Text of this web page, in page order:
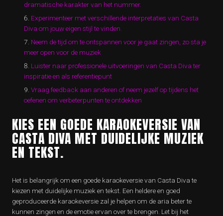
dramatische karakter van het nummer.
Experimenteer met verschillende interpretaties van Casta
Diva om jouw eigen stijl te vinden.
Neem de tijd om te ontspannen voor je gaat zingen, zo sta je
meer open voor de muziek
Luister naar professionele uitvoeringen van Casta Diva ter
inspiratie en als referentiepunt
Vraag feedback aan anderen of neem jezelf op tijdens het
oefenen om verbeterpunten te ontdekken
KIES EEN GOEDE KARAOKEVERSIE VAN
CASTA DIVA MET DUIDELIJKE MUZIEK
EN TEKST.
Het is belangrijk om een goede karaokeversie van Casta Diva te
kiezen met duidelijke muziek en tekst. Een heldere en goed
geproduceerde karaokeversie zal je helpen om de aria beter te
kunnen zingen en de emotie ervan over te brengen. Let bij het